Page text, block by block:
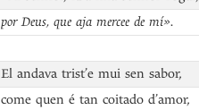
por Deus, que aja mercee de mí».
El andava trist’e mui sen sabor,
come quen é tan coitado d’amor,